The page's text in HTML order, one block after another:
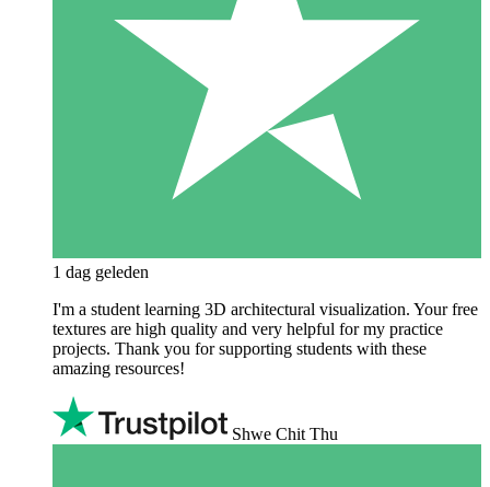
1 dag geleden
I'm a student learning 3D architectural visualization. Your free
textures are high quality and very helpful for my practice
projects. Thank you for supporting students with these
amazing resources!
Shwe Chit Thu